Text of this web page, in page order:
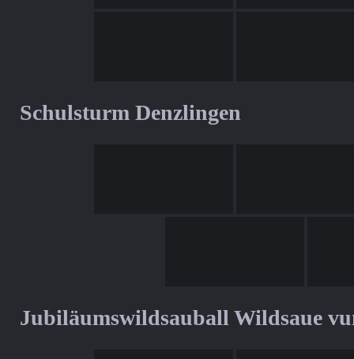
Schulsturm Denzlingen
Jubiläumswildsauball Wildsaue